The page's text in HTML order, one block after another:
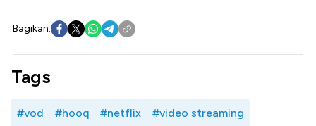
Bagikan:
Tags
#vod #hooq #netflix #video streaming